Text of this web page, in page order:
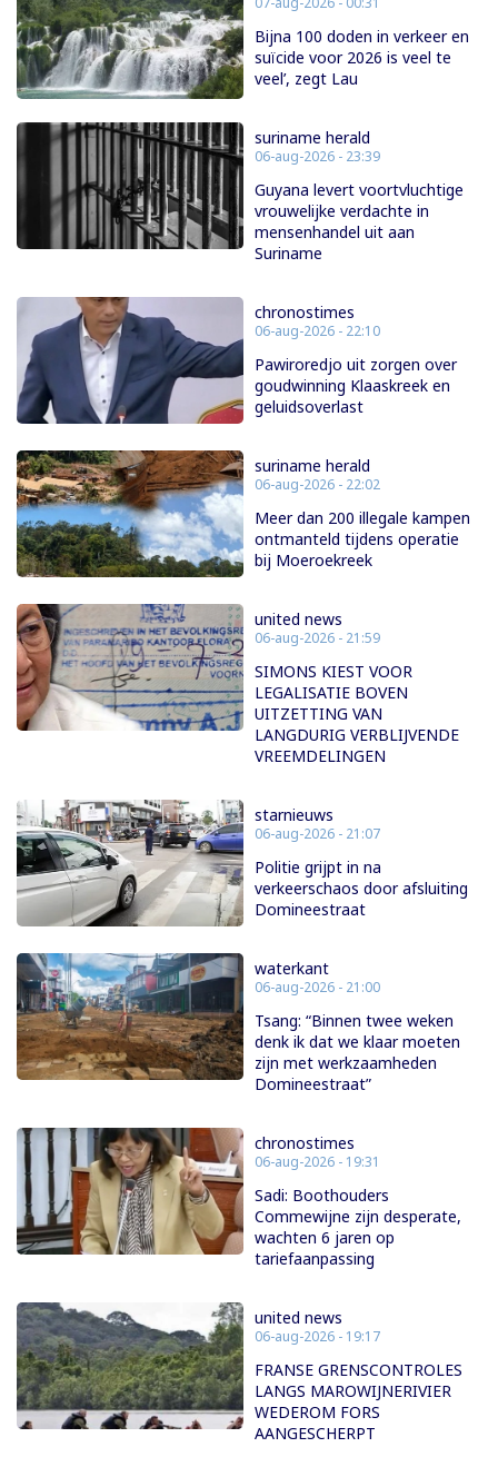
Bijna 100 doden in verkeer en
suïcide voor 2026 is veel te
veel’, zegt Lau
suriname herald
06-aug-2026 - 23:39
Guyana levert voortvluchtige
vrouwelijke verdachte in
mensenhandel uit aan
Suriname
chronostimes
06-aug-2026 - 22:10
Pawiroredjo uit zorgen over
goudwinning Klaaskreek en
geluidsoverlast
suriname herald
06-aug-2026 - 22:02
Meer dan 200 illegale kampen
ontmanteld tijdens operatie
bij Moeroekreek
united news
06-aug-2026 - 21:59
SIMONS KIEST VOOR
LEGALISATIE BOVEN
UITZETTING VAN
LANGDURIG VERBLIJVENDE
VREEMDELINGEN
starnieuws
06-aug-2026 - 21:07
Politie grijpt in na
verkeerschaos door afsluiting
Domineestraat
waterkant
06-aug-2026 - 21:00
Tsang: “Binnen twee weken
denk ik dat we klaar moeten
zijn met werkzaamheden
Domineestraat”
chronostimes
06-aug-2026 - 19:31
Sadi: Boothouders
Commewijne zijn desperate,
wachten 6 jaren op
tariefaanpassing
united news
06-aug-2026 - 19:17
FRANSE GRENSCONTROLES
LANGS MAROWIJNERIVIER
WEDEROM FORS
AANGESCHERPT